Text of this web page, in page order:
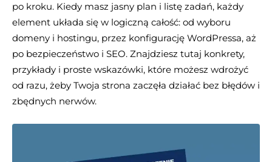
po kroku. Kiedy masz jasny plan i listę zadań, każdy
element układa się w logiczną całość: od wyboru
domeny i hostingu, przez konfigurację WordPressa, aż
po bezpieczeństwo i SEO. Znajdziesz tutaj konkrety,
przykłady i proste wskazówki, które możesz wdrożyć
od razu, żeby Twoja strona zaczęła działać bez błędów i
zbędnych nerwów.